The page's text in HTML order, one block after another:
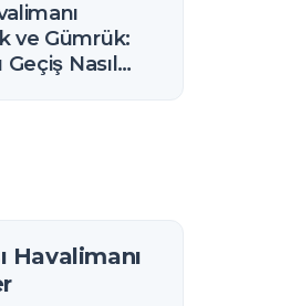
ve Gümrük:
Geçiş Nasıl
Havalimanı